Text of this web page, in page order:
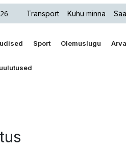
Transport Kuhu minna
Sport Olemuslugu